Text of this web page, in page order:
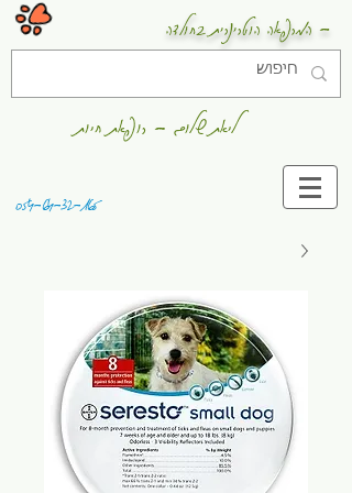
- המרפאה הוטרינרית בחולדה
ליאת שלום - רופאת חיות
054-64-32-165